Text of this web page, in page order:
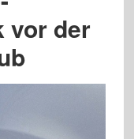
vor der